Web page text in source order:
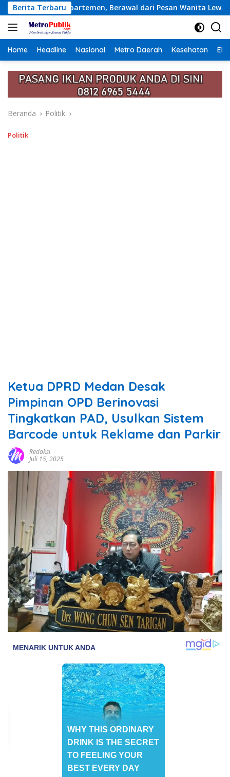
Langsung
ke
konten
Berita Terbaru
dari Pesan Wanita Lewat Aplikasi Kencan
Home Headline Nasional Metro Daerah Kesehatan
Beranda Politik
Politik
Ketua DPRD Medan Desak
Pimpinan OPD Berinovasi
Tingkatkan PAD, Usulkan Sistem
Barcode untuk Reklame dan Parkir
Redaksi
Juli 15, 2025